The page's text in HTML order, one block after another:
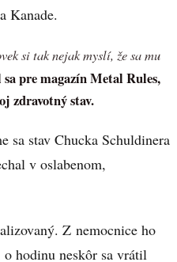
Kanade.
si tak nejak myslí, že sa mu
pre magazín Metal Rules,
zdravotný stav.
sa stav Chucka Schuldinera
v oslabenom,
Z nemocnice ho
hodinu neskôr sa vrátil